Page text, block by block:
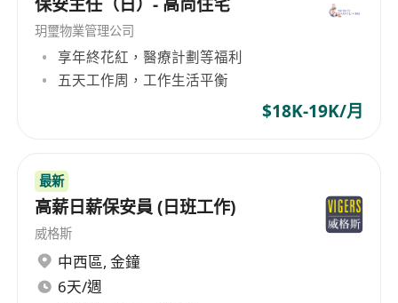
保安主任（日）- 高尚住宅
玥璽物業管理公司
享年終花紅，醫療計劃等福利
五天工作周，工作生活平衡
$18K-19K/月
最新
高薪日薪保安員 (日班工作)
威格斯
中西區, 金鐘
6天/週